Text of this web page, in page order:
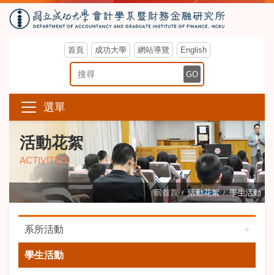
首頁 成功大學 網站導覽 English
搜尋關鍵字 GO
選單
活動花絮
ACTIVITIES
回首頁 活動花絮 學生活動
系所活動
學生活動